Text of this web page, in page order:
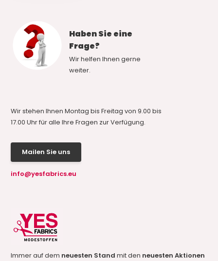
Haben Sie eine
Frage?
Wir helfen Ihnen gerne
weiter.
Wir stehen Ihnen Montag bis Freitag von 9.00 bis
17.00 Uhr für alle Ihre Fragen zur Verfügung.
Mailen Sie uns
info@yesfabrics.eu
Immer auf dem neuesten Standmit den neuesten Aktionen